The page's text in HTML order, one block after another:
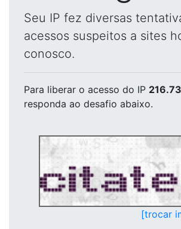
Seu IP fez diversas
acessos suspeitos a sites
conosco.
Para liberar o acesso do IP
responda ao desafio abaixo.
[trocar